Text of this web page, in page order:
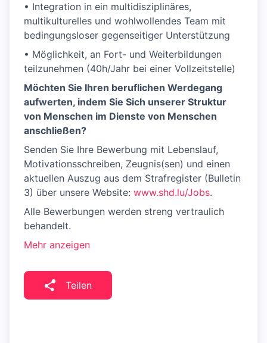
• Integration in ein multidisziplinäres,
multikulturelles und wohlwollendes Team mit
bedingungsloser gegenseitiger Unterstützung
• Möglichkeit, an Fort- und Weiterbildungen
teilzunehmen (40h/Jahr bei einer Vollzeitstelle)
Möchten Sie Ihren beruflichen Werdegang
aufwerten, indem Sie Sich unserer Struktur
von Menschen im Dienste von Menschen
anschließen?
Senden Sie Ihre Bewerbung mit Lebenslauf,
Motivationsschreiben, Zeugnis(sen) und einen
aktuellen Auszug aus dem Strafregister (Bulletin
3) über unsere Website: www.shd.lu/Jobs.
Alle Bewerbungen werden streng vertraulich
behandelt.
Mehr anzeigen
Teilen